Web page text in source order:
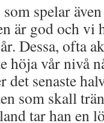
spelar
är god och vi
Dessa, ofta
höja vår nivå
senaste
som skall
tar han en